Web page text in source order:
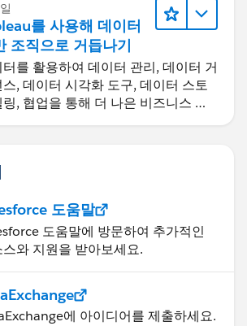
를 사용해 데이터
조직으로 거듭나기
를 활용하여 데이터 관리, 데이터 거
스, 데이터 시각화 도구, 데이터 스토
링, 협업을 통해 더 나은 비즈니스 성
달성하세요.
도움말
도움말에 방문하여 추가적인
스와 지원을 받아보세요.
에 아이디어를 제출하세요.